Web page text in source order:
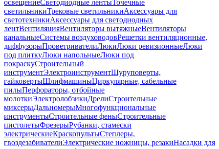
освещениеСветодиодные лентыТочечные
светильникиТрековые светильникиАксессуары для
светотехникиАксессуары для светодиодных
лентВентиляцияВентиляторы вытяжныеВентиляторы
канальныеСистемы воздуховодовРешетки вентиляционные,
диффузорыПроветривателиЛюкиЛюки ревизионныеЛюки
под плиткуЛюки напольныеЛюки под
покраскуСтроительный
инструментЭлектроинструментШуруповерты,
гайковертыШлифмашиныЦиркулярные, сабельные
пилыПерфораторы, отбойные
молоткиЭлектролобзикиДрелиСтроительные
миксерыДальномерыМногофункциональные
инструментыСтроительные феныСтроительные
пистолетыФрезерыРубанки, стамески
электрическиеКраскопультыСтеплеры,
гвоздезабивателиЭлектрические ножницы, резакиНасадки для